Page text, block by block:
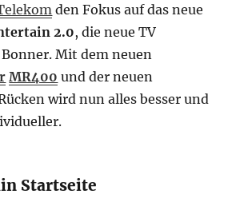
den Fokus auf das neue
2.0, die neue TV
Mit dem neuen
MR400 und der neuen
wird nun alles besser und
Startseite